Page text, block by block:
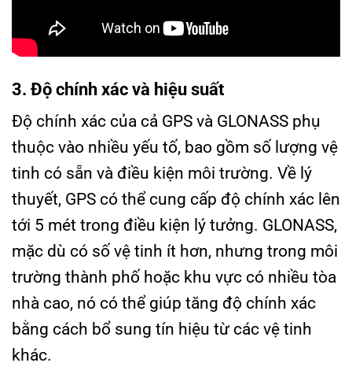
3. Độ chính xác và hiệu suất
Độ chính xác của cả GPS và GLONASS phụ
thuộc vào nhiều yếu tố, bao gồm số lượng vệ
tinh có sẵn và điều kiện môi trường. Về lý
thuyết, GPS có thể cung cấp độ chính xác lên
tới 5 mét trong điều kiện lý tưởng. GLONASS,
mặc dù có số vệ tinh ít hơn, nhưng trong môi
trường thành phố hoặc khu vực có nhiều tòa
nhà cao, nó có thể giúp tăng độ chính xác
bằng cách bổ sung tín hiệu từ các vệ tinh
khác.